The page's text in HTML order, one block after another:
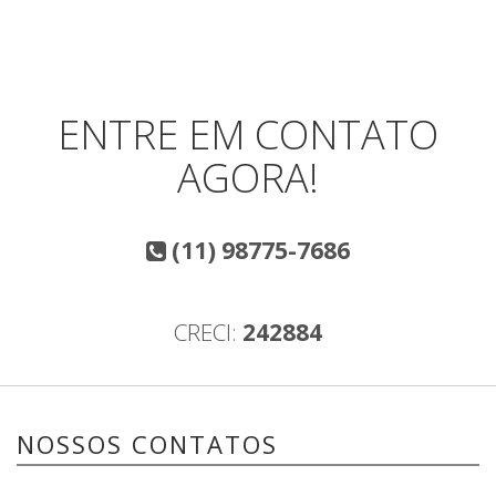
ENTRE EM CONTATO
AGORA!
(11) 98775-7686
CRECI: 242884
NOSSOS CONTATOS